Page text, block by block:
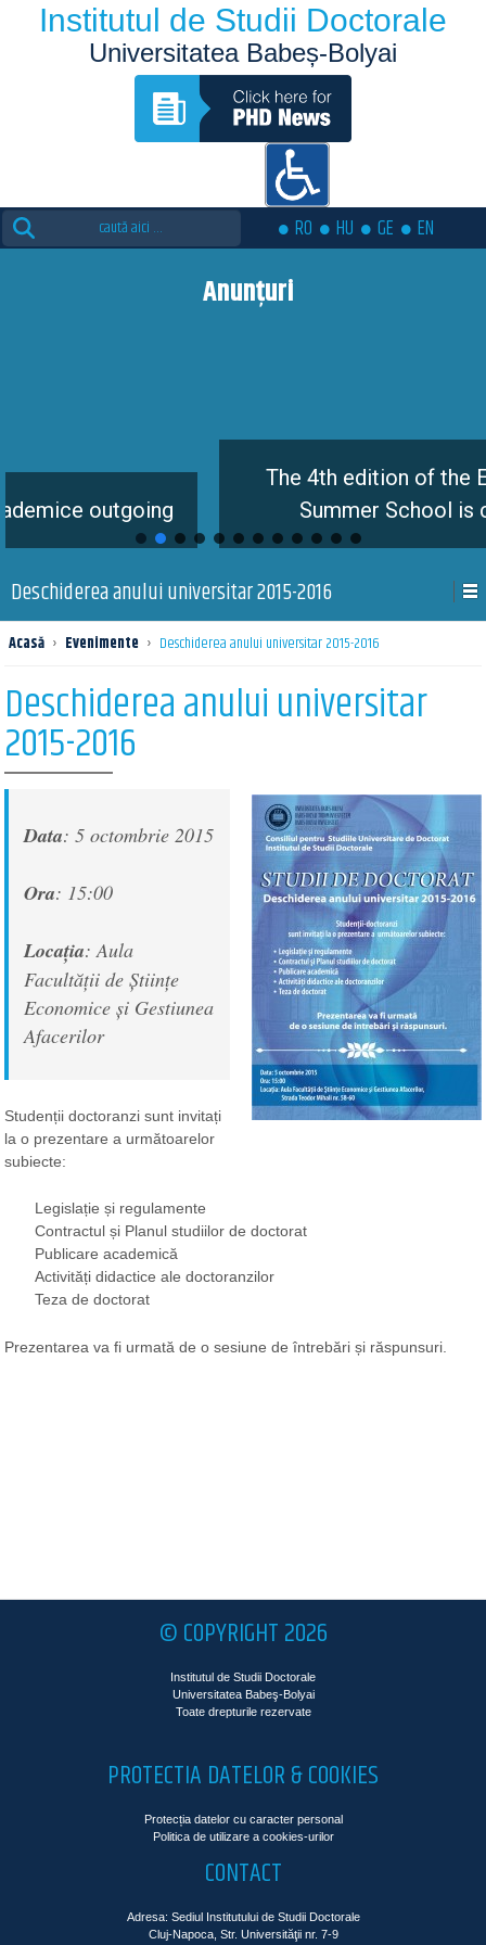
Institutul de Studii Doctorale
Universitatea Babeș-Bolyai
Search
for:
RO HU GE EN
Anunțuri
The 4th edition of the Eutopia
Summer School is coming
Deschiderea anului universitar 2015-2016
Acasă › Evenimente › Deschiderea anului universitar 2015-2016
Deschiderea anului universitar
2015-2016
Data: 5 octombrie 2015
Ora: 15:00
Locația: Aula
Facultății de Științe
Economice și Gestiunea
Afacerilor
Studenții doctoranzi sunt invitați
la o prezentare a următoarelor
subiecte:
Legislație și regulamente
Contractul și Planul studiilor de doctorat
Publicare academică
Activități didactice ale doctoranzilor
Teza de doctorat
Prezentarea va fi urmată de o sesiune de întrebări și răspunsuri.
© COPYRIGHT 2026
Institutul de Studii Doctorale
Universitatea Babeş-Bolyai
Toate drepturile rezervate
PROTECTIA DATELOR & COOKIES
Protecția datelor cu caracter personal
Politica de utilizare a cookies-urilor
CONTACT
Adresa: Sediul Institutului de Studii Doctorale
Cluj-Napoca, Str. Universităţii nr. 7-9